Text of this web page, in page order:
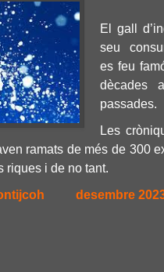
El gall
seu
es feu
dècades
passades.
Les
ramats de més de 300
riques i de no tant.
desembre